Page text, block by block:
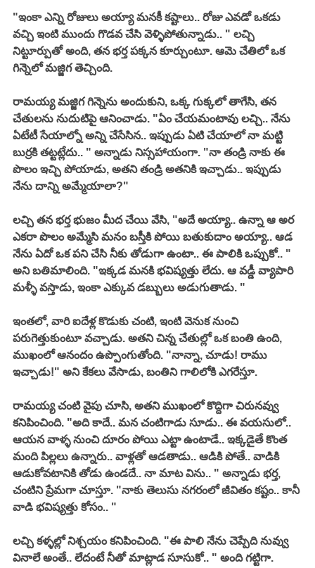
"ఇంకా ఎన్ని రోజులు అయ్యా మనకీ కష్టాలు.. రోజు ఎవడో ఒకడు
వచ్చి ఇంటి ముందు గొడవ చేసి వెళ్ళిపోతున్నాడు.. " లచ్చి
నిట్టూర్పుతో అంది, తన భర్త పక్కన కూర్చుంటూ. ఆమె చేతిలో ఒక
గిన్నెలో మజ్జిగ తెచ్చింది.
రామయ్య మజ్జిగ గిన్నెను అందుకుని, ఒక్క గుక్కలో తాగేసి, తన
చేతులను నుదుటిపై ఆనించాడు. "ఏం చేయమంటావు లచ్చి.. నేను
ఏటేటీ సేయాల్నో అన్ని చేసేసిన.. ఇప్పుడు ఏటి చేయాలో నా మట్టి
బుర్రకి తట్టట్లేదు.. " అన్నాడు నిస్సహాయంగా. "నా తండ్రి నాకు ఈ
పొలం ఇచ్చి పోయాడు, అతని తండ్రి అతనికి ఇచ్చాడు.. ఇప్పుడు
నేను దాన్ని అమ్మేయాలా?"
లచ్చి తన భర్త భుజం మీద చేయి వేసి, "అదే అయ్యా.. ఉన్నా ఆ అర
ఎకరా పొలం అమ్మేసి మనం బస్తీకి పోయి బతుకుదాం అయ్యా.. ఆడ
నేను ఏదో ఒక పని చేసి నీకు తోడుగా ఉంటా.. ఈ పాలికి ఒప్పుకో.. "
అని బతిమాలింది. "ఇక్కడ మనకి భవిష్యత్తు లేదు. ఆ వడ్డీ వ్యాపారి
మళ్ళీ వస్తాడు, ఇంకా ఎక్కువ డబ్బులు అడుగుతాడు. "
ఇంతలో, వారి ఐదేళ్ల కొడుకు చంటి, ఇంటి వెనుక నుంచి
పరుగెత్తుకుంటూ వచ్చాడు. అతని చిన్న చేతుల్లో ఒక బంతి ఉంది,
ముఖంలో ఆనందం ఉప్పొంగుతోంది. "నాన్నా, చూడు! రాము
ఇచ్చాడు!" అని కేకలు వేసాడు, బంతిని గాలిలోకి ఎగరేస్తూ.
రామయ్య చంటి వైపు చూసి, అతని ముఖంలో కొద్దిగా చిరునవ్వు
కనిపించింది. "అది కాదే.. మన చంటిగాడు సూడు.. ఈ వయసులో..
ఆయన వాళ్ళ నుంచి దూరం పోయి ఎట్టా ఉంటాడే.. ఇక్కడైతే కొంత
మంది పిల్లలు ఉన్నారు.. వాళ్లతో ఆడతాడు.. ఆడికి పోతే.. వాడికి
ఆడుకోవటానికి తోడు ఉండదే.. నా మాట విను.. " అన్నాడు భర్త,
చంటిని ప్రేమగా చూస్తూ. "నాకు తెలుసు నగరంలో జీవితం కష్టం.. కానీ
వాడి భవిష్యత్తు కోసం.. "
లచ్చి కళ్ళల్లో నిశ్చయం కనిపించింది. "ఈ పాలి నేను చెప్పేది నువ్వు
వినాలే అంతే.. లేదంటే నీతో మాట్లాడ సూసుకో.. " అంది గట్టిగా.